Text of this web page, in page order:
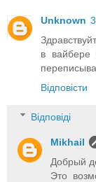
Unknown
в
Відповісти
Відповіді
Mikhail
Добрый
Это